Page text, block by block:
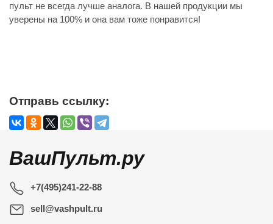
пульт не всегда лучше аналога. В нашей продукции мы
уверены на 100% и она вам тоже понравится!
Отправь ссылку:
ВашПульт.ру
+7(495)241-22-88
sell@vashpult.ru